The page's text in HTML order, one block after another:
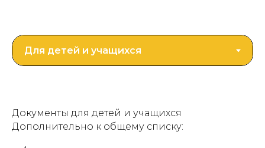
Документы для детей и учащихся
Дополнительно к общему списку: